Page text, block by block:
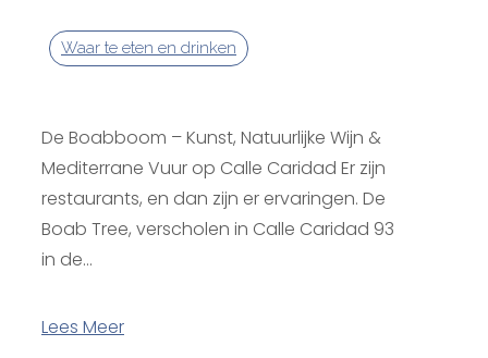
Waar te eten en drinken
De Boabboom – Kunst, Natuurlijke Wijn &
Mediterrane Vuur op Calle Caridad Er zijn
restaurants, en dan zijn er ervaringen. De
Boab Tree, verscholen in Calle Caridad 93
in de...
Lees Meer